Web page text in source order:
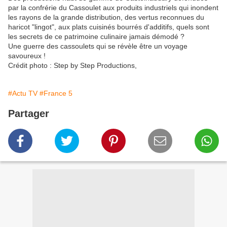
par la confrérie du Cassoulet aux produits industriels qui inondent
les rayons de la grande distribution, des vertus reconnues du
haricot "lingot", aux plats cuisinés bourrés d'additifs, quels sont
les secrets de ce patrimoine culinaire jamais démodé ?
Une guerre des cassoulets qui se révèle être un voyage
savoureux !
Crédit photo : Step by Step Productions,
#Actu TV #France 5
Partager